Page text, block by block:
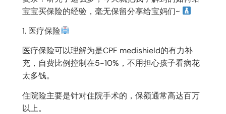
宝宝买保险的经验，毫无保留分享给宝妈们~
1. 医疗保险
医疗保险可以理解为是CPF medishield的有力补
充，自费比例控制在5-10%，不用担心孩子看病花
太多钱。
住院险主要是针对住院手术的，保额通常高达百万
以上。